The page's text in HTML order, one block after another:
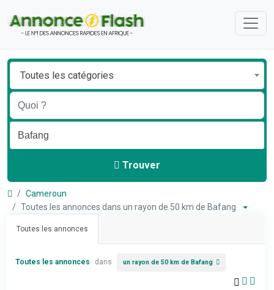
Toutes les catégories
Trouver
Cameroun
Toutes les annonces dans un rayon de 50 km de Bafang
Toutes les annonces
Toutes les annonces dans un rayon de 50 km de Bafang